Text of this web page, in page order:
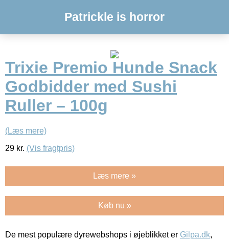
Patrickle is horror
Trixie Premio Hunde Snack
Godbidder med Sushi
Ruller – 100g
(Læs mere)
29 kr. (Vis fragtpris)
Læs mere »
Køb nu »
De mest populære dyrewebshops i øjeblikket er Gilpa.dk,